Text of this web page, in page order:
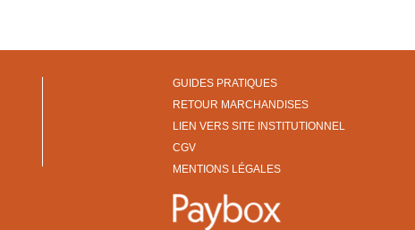
GUIDES PRATIQUES
RETOUR MARCHANDISES
LIEN VERS SITE INSTITUTIONNEL
CGV
MENTIONS LÉGALES